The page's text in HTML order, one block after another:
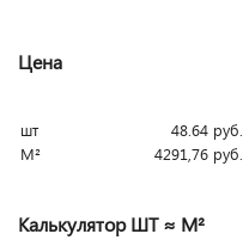
Цена
шт 48.64 руб.
М²
4291,76 руб.
Калькулятор ШТ ≈ М²